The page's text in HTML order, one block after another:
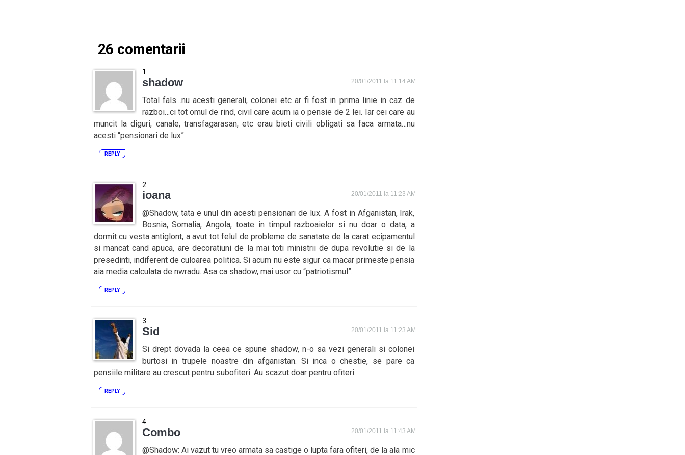
26 comentarii
shadow 20/01/2011 la 11:14 AM
Total fals…nu acesti generali, colonei etc ar fi fost in prima linie in caz de
razboi…ci tot omul de rind, civil care acum ia o pensie de 2 lei. Iar cei care au
muncit la diguri, canale, transfagarasan, etc erau bieti civili obligati sa faca armata…nu
acesti “pensionari de lux”
REPLY
ioana 20/01/2011 la 11:23 AM
@Shadow, tata e unul din acesti pensionari de lux. A fost in Afganistan, Irak,
Bosnia, Somalia, Angola, toate in timpul razboaielor si nu doar o data, a
dormit cu vesta antiglont, a avut tot felul de probleme de sanatate de la carat ecipamentul
si mancat cand apuca, are decoratiuni de la mai toti ministrii de dupa revolutie si de la
presedinti, indiferent de culoarea politica. Si acum nu este sigur ca macar primeste pensia
aia media calculata de nwradu. Asa ca shadow, mai usor cu “patriotismul”.
REPLY
Sid 20/01/2011 la 11:23 AM
Si drept dovada la ceea ce spune shadow, n-o sa vezi generali si colonei
burtosi in trupele noastre din afganistan. Si inca o chestie, se pare ca
pensiile militare au crescut pentru subofiteri. Au scazut doar pentru ofiteri.
REPLY
Combo 20/01/2011 la 11:43 AM
@Shadow: Ai vazut tu vreo armata sa castige o lupta fara ofiteri, de la ala mic